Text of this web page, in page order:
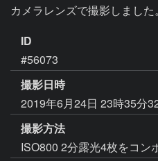
カメラレンズで撮影しました。
ID
#56073
撮影日時
2019年6月24日 23時35分
撮影方法
ISO800 2分露光4枚をコン